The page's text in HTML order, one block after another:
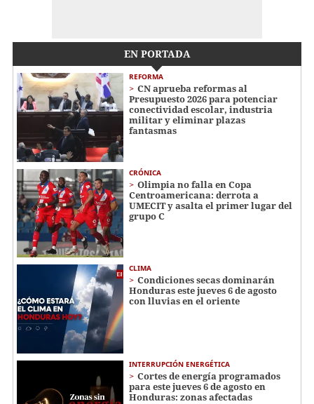
EN PORTADA
REFORMA
CN aprueba reformas al
Presupuesto 2026 para potenciar
conectividad escolar, industria
militar y eliminar plazas
fantasmas
CRÓNICA
Olimpia no falla en Copa
Centroamericana: derrota a
UMECIT y asalta el primer lugar del
grupo C
CLIMA
Condiciones secas dominarán
Honduras este jueves 6 de agosto
con lluvias en el oriente
INTERRUPCIÓN ENERGÉTICA
Cortes de energía programados
para este jueves 6 de agosto en
Honduras: zonas afectadas